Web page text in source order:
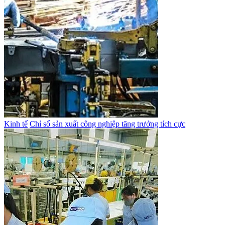
Kinh tế Chỉ số sản xuất công nghiệp tăng trưởng tích cực